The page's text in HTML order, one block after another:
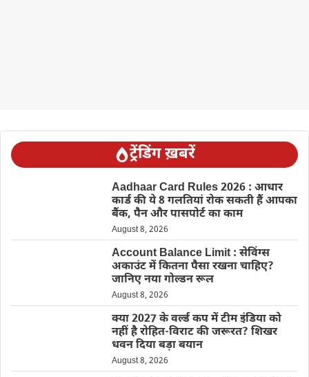
ट्रेंडिंग ख़बरें
Aadhaar Card Rules 2026 : आधार
कार्ड की ये 8 गलतियां रोक सकती हैं आपका
बैंक, पैन और पासपोर्ट का काम
August 8, 2026
Account Balance Limit : सेविंग्स
अकाउंट में कितना पैसा रखना चाहिए?
जानिए नया गोल्डन रूल
August 8, 2026
क्या 2027 के वर्ल्ड कप में टीम इंडिया को
नहीं है रोहित-विराट की जरूरत? शिखर
धवन दिया बड़ा बयान
August 8, 2026